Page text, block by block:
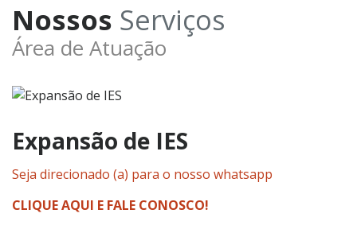
Nossos Serviços
Área de Atuação
Expansão de IES
Seja direcionado (a) para o nosso whatsapp
CLIQUE AQUI E FALE CONOSCO!